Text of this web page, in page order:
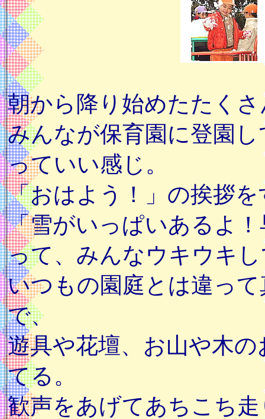
朝から降り始めたたく
みんなが保育園に登園
っていい感じ。
「おはよう！」の挨拶
「雪がいっぱいあるよ
って、みんなウキウキ
いつもの園庭とは違っ
で、
遊具や花壇、お山や木
てる。
歓声をあげてあちこち